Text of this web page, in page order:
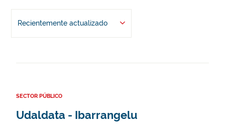
Recientemente actualizado
SECTOR PÚBLICO
Udaldata - Ibarrangelu